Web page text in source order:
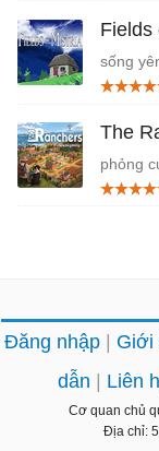
Fields
sống
thuật
The
phỏng
đẹp
Đăng nhập Giới
dẫn
Liên
Cơ quan chủ
Địa chỉ: